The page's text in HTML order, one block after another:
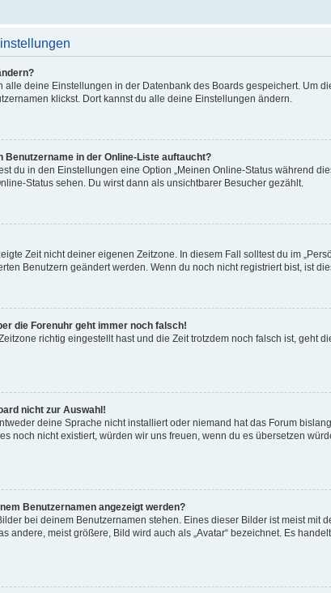
alle deine Einstellungen in der Datenbank des Boards gespeichert. Um
klickst. Dort kannst du alle deine Einstellungen ändern.
Benutzername in der Online-Liste auftaucht?
du in den Einstellungen eine Option „Meinen Online-Status während
Status sehen. Du wirst dann als unsichtbarer Besucher gezählt.
Zeit nicht deiner eigenen Zeitzone. In diesem Fall solltest du im
Benutzern geändert werden. Wenn du noch nicht registriert bist, ist
die Forenuhr geht immer noch falsch!
richtig eingestellt hast und die Zeit trotzdem noch falsch ist, geht
nicht zur Auswahl!
deine Sprache nicht installiert oder niemand hat das Forum
noch nicht existiert, würden wir uns freuen, wenn du es übersetzen
Benutzernamen angezeigt werden?
bei deinem Benutzernamen stehen. Eines dieser Bilder ist meist
andere, meist größere, Bild wird auch als „Avatar“ bezeichnet. Es